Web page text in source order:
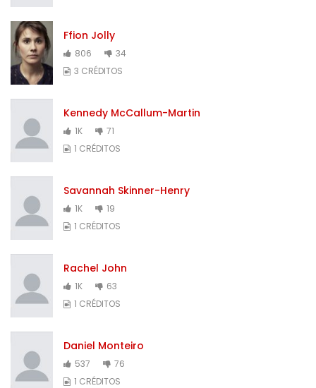
Ffion Jolly
806
34
3 CRÉDITOS
Kennedy McCallum-Martin
1K
71
1 CRÉDITOS
Savannah Skinner-Henry
1K
19
1 CRÉDITOS
Rachel John
1K
63
1 CRÉDITOS
Daniel Monteiro
537
76
1 CRÉDITOS